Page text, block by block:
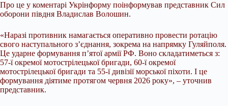
Про це у коментарі Укрінформу поінформував представник Сил
оборони півдня Владислав Волошин.
«Наразі противник намагається оперативно провести ротацію
свого наступального з’єднання, зокрема на напрямку Гуляйполя.
Це ударне формування п’ятої армії РФ. Воно складатиметься з:
57-ї окремої мотострілецької бригади, 60-ї окремої
мотострілецької бригади та 55-ї дивізії морської піхоти. І це
формування діятиме протягом червня 2026 року», – уточнив
представник.